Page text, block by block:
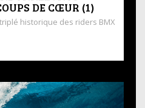
DE CŒUR (1)
historique des riders BMX